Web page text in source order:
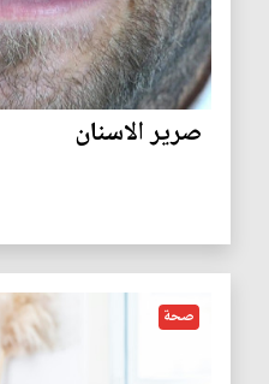
صرير الاسنان
صحة